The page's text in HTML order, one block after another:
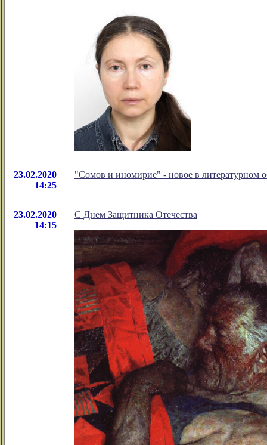
23.02.2020
14:25
"Сомов и иномирие" - новое в литературном
23.02.2020
14:15
С Днем Защитника Отечества